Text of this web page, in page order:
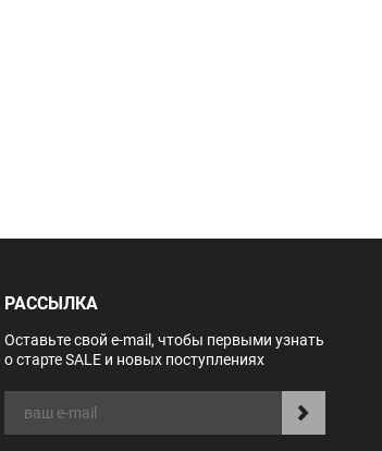
РАССЫЛКА
Оставьте свой e-mail, чтобы первыми узнать
о старте SALE и новых поступлениях